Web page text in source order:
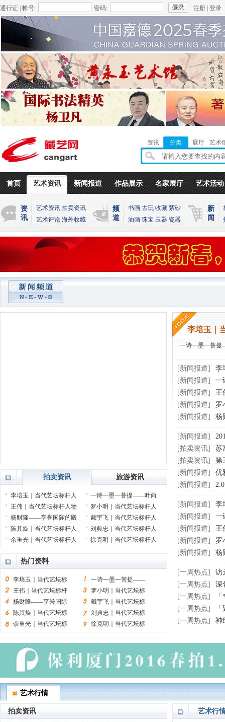
通行证 | 帐号: 密码: 注册 登录
资讯 分类 展厅 艺术
首页 艺术资讯 新闻报道 作品展示 名家展厅 艺术活动
资
讯
艺术资讯 拍卖资讯
艺术评论 海外收藏
频
道
书画 古玩 收藏 紫砂
油画 珠宝 玉器 瓷器
新
闻
拍卖资讯 旅游资讯
李培玉｜当代艺坛标杆人
一诗一墨一菩提——叶向
王伟｜当代艺坛标杆人物
罗小明｜当代艺坛标杆人
杨财隆——享誉国际的殿
戴宇飞｜当代艺坛标杆人
陈其旋｜当代艺坛标杆人
刘典忠｜当代艺坛标杆人
余重光｜当代艺坛标杆人
徐克明｜当代艺坛标杆人
热门资料
李培玉｜当代艺坛标
一诗一墨一菩提——
王伟｜当代艺坛标杆
罗小明｜当代艺坛标
杨财隆——享誉国际
戴宇飞｜当代艺坛标
陈其旋｜当代艺坛标
刘典忠｜当代艺坛标
余重光｜当代艺坛标
徐克明｜当代艺坛标
李培玉｜
一诗一墨一菩
[新闻报道]
李
[新闻报道]
一
[新闻报道]
王
[新闻报道]
罗
[新闻报道]
杨
[新闻报道]
[拍卖资讯]
苏
[拍卖资讯]
第
[新闻报道]
优
[新闻报道]
[新闻报道]
李
[新闻报道]
一
[新闻报道]
王
[新闻报道]
罗
[新闻报道]
杨
[一周热点]
访
[一周热点]
深
[一周热点]
[一周热点]
[一周热点]
神
艺术行情
拍卖资讯 艺术行